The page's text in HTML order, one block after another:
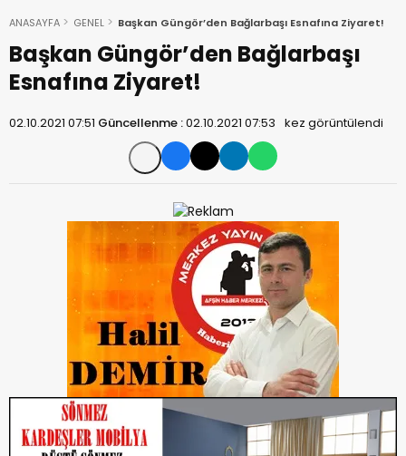
ANASAYFA GENEL Başkan Güngör’den Bağlarbaşı Esnafına Ziyaret!
Başkan Güngör’den Bağlarbaşı
Esnafına Ziyaret!
02.10.2021 07:51 Güncellenme :02.10.2021 07:53 kez görüntülendi